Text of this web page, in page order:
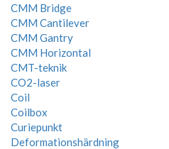
CMM Bridge
CMM Cantilever
CMM Gantry
CMM Horizontal
CMT-teknik
CO2-laser
Coil
Coilbox
Curiepunkt
Deformationshärdning